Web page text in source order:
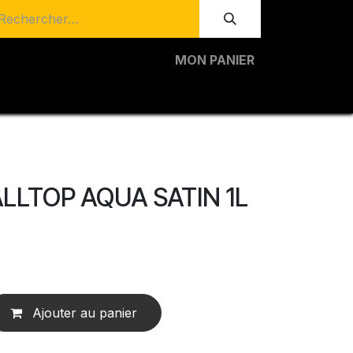
MON PANIER
AQUA SATIN 1L
Ajouter au panier